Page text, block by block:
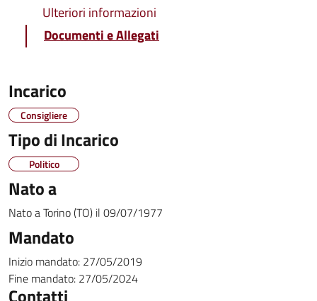
Ulteriori informazioni
Documenti e Allegati
Incarico
Consigliere
Tipo di Incarico
Politico
Nato a
Nato aTorino (TO) il 09/07/1977
Mandato
Inizio mandato: 27/05/2019
Fine mandato: 27/05/2024